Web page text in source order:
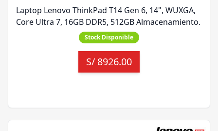
Laptop Lenovo ThinkPad T14 Gen 6, 14", WUXGA,
Core Ultra 7, 16GB DDR5, 512GB Almacenamiento.
Stock Disponible
S/ 8926.00